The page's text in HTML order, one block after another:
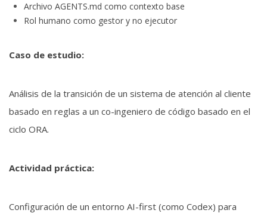
Archivo AGENTS.md como contexto base
Rol humano como gestor y no ejecutor
Caso de estudio:
Análisis de la transición de un sistema de atención al cliente
basado en reglas a un co-ingeniero de código basado en el
ciclo ORA.
Actividad práctica:
Configuración de un entorno AI-first (como Codex) para